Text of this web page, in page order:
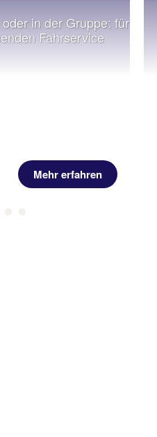
in der Gruppe: für
Fahrservice
Mehr erfahren